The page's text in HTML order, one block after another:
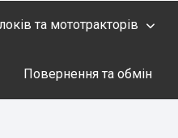
та мототракторів
Повернення та обмін